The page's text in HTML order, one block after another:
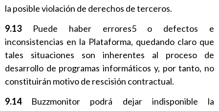
la posible violación de derechos de terceros.
9.13 Puede haber errores5 o defectos e
inconsistencias en la Plataforma, quedando claro que
tales situaciones son inherentes al proceso de
desarrollo de programas informáticos y, por tanto, no
constituirán motivo de rescisión contractual.
9.14 Buzzmonitor podrá dejar indisponible la